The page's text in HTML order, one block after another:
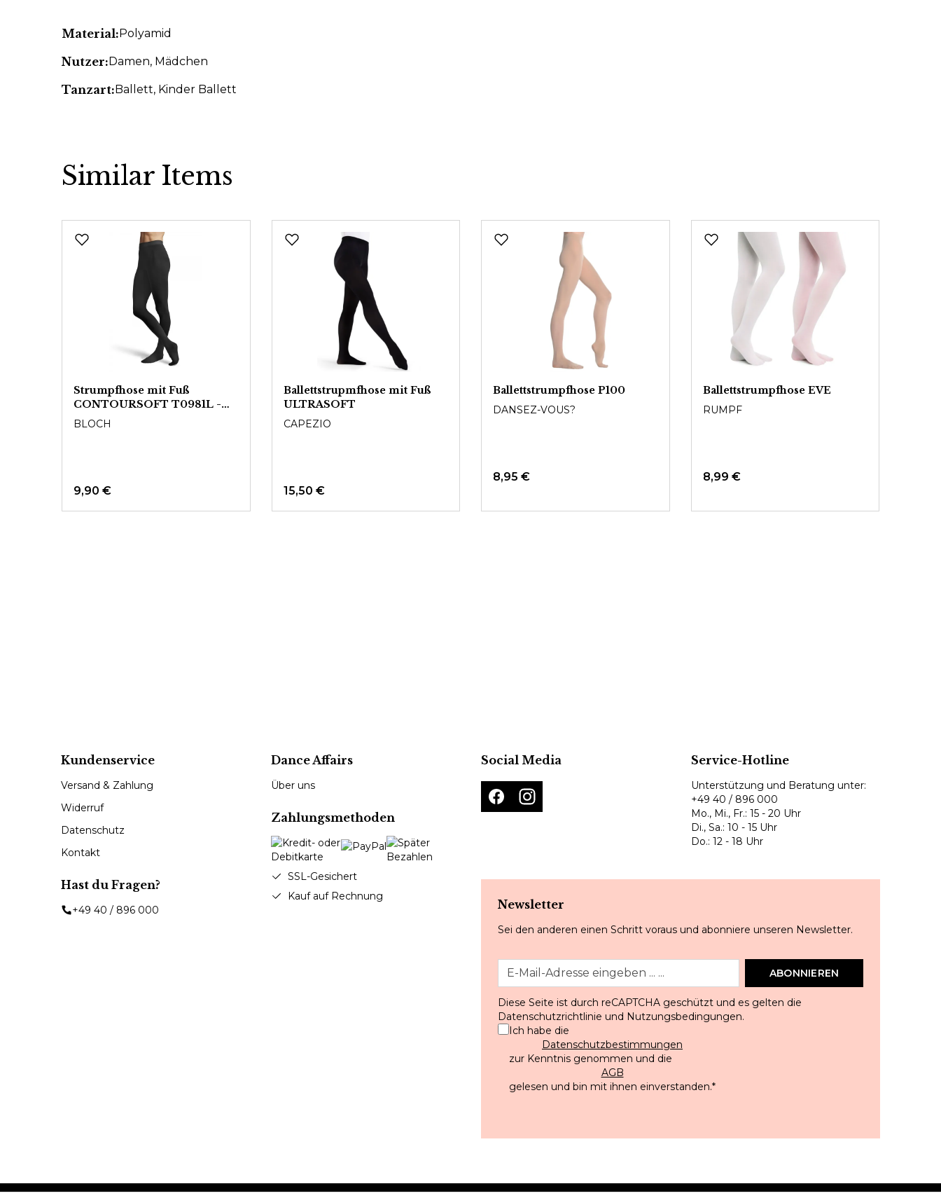
Material:Polyamid
Nutzer:Damen, Mädchen
Tanzart:Ballett, Kinder Ballett
Similar Items
Strumpfhose mit Fuß
CONTOURSOFT T0981L -
Damen
BLOCH
9,90 €
Ballettstrupmfhose mit Fuß
ULTRASOFT
CAPEZIO
15,50 €
Ballettstrumpfhose P100
DANSEZ-VOUS?
8,95 €
Ballettstrumpfhose EVE
RUMPF
8,99 €
Kundenservice
Versand & Zahlung
Widerruf
Datenschutz
Kontakt
Hast du Fragen?
+49 40 / 896 000
Dance Affairs
Über uns
Zahlungsmethoden
SSL-Gesichert
Kauf auf Rechnung
Social Media Service-Hotline
Unterstützung und Beratung unter:
+49 40 / 896 000
Mo., Mi., Fr.: 15 - 20 Uhr
Di., Sa.: 10 - 15 Uhr
Do.: 12 - 18 Uhr
Newsletter
Sei den anderen einen Schritt voraus und abonniere unseren Newsletter.
ABONNIEREN
Diese Seite ist durch reCAPTCHA geschützt und es gelten die
Datenschutzrichtlinie und Nutzungsbedingungen.
Ich habe die
Datenschutzbestimmungen
zur Kenntnis genommen und die
AGB
gelesen und bin mit ihnen einverstanden.*
© 2024 Dance Affairs Hamburg. All Rights Reserved. AGBDATENSCHUTZIMPRESSUM DEUTSCH